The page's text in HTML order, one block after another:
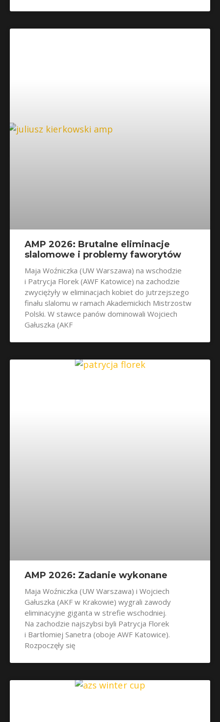
AMP 2026: Brutalne eliminacje
slalomowe i problemy faworytów
Maja Woźniczka (UW Warszawa) na wschodzie
i Patrycja Florek (AWF Katowice) na zachodzie
zwyciężyły w eliminacjach kobiet do jutrzejszego
finału slalomu w ramach Akademickich Mistrzostw
Polski. W stawce panów dominowali Wojciech
Gałuszka (AKF
AMP 2026: Zadanie wykonane
Maja Woźniczka (UW Warszawa) i Wojciech
Gałuszka (AKF w Krakowie) wygrali zawody
eliminacyjne giganta w strefie wschodniej.
Na zachodzie najszybsi byli Patrycja Florek
i Bartłomiej Sanetra (oboje AWF Katowice).
Rozpoczęły się